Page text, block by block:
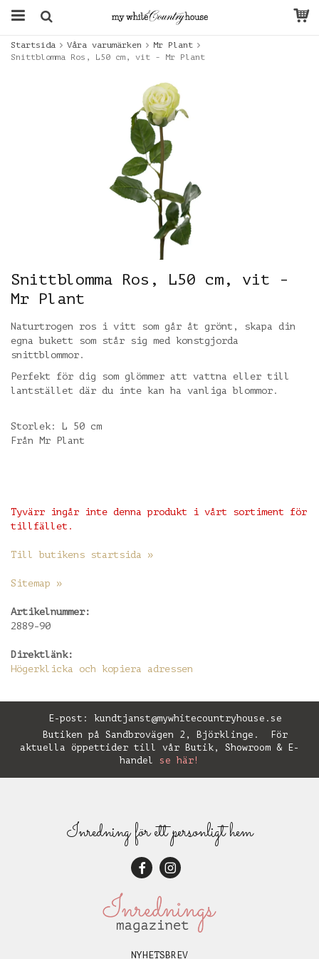
Startsida Våra varumärken
Mr Plant
Snittblomma Ros, L50 cm, vit - Mr Plant
Snittblomma Ros, L50 cm, vit -
Mr Plant
Naturtrogen ros i vitt som går åt grönt, skapa din
egna bukett som står sig med konstgjorda
snittblommor.
Perfekt för dig som glömmer att vattna eller till
lantstället där du inte kan ha vanliga blommor.
Storlek: L 50 cm
Från Mr Plant
Tyvärr ingår inte denna produkt i vårt sortiment för
tillfället.
Till butikens startsida »
Sitemap »
Artikelnummer:
2889-90
Direktlänk:
Högerklicka och kopiera adressen
E-post: kundtjanst@mywhitecountryhouse.se
Butiken på Sandbrovägen 2, Björklinge. För
aktuella öppettider till vår Butik, Showroom & E-
handel se här!
Inredning för ett personligt hem
NYHETSBREV